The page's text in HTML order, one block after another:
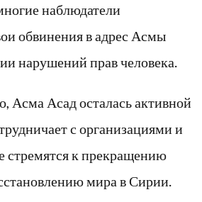
наблюдатели
обвинения в адрес Асмы
нарушений прав человека.
Асма Асад осталась активной
с организациями и
стремятся к прекращению
мира в Сирии.